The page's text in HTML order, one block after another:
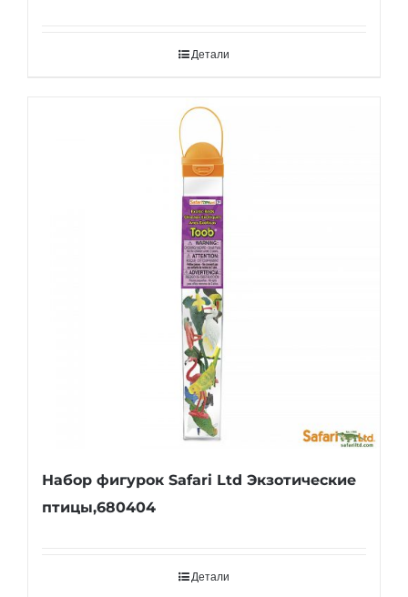
Детали
Набор фигурок Safari Ltd Экзотические
птицы,680404
Детали